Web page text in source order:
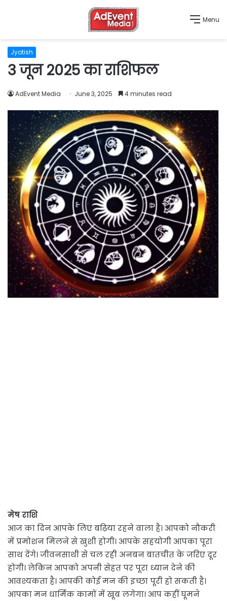
Menu
Jyotish
3 जून 2025 का राशिफल
AdEvent Media June 3, 2025 4 minutes read
मेष राशि
आज का दिन आपके लिए बढ़िया रहने वाला है। आपको नौकरी
में प्रमोशन मिलने से खुशी होगी। आपके सहयोगी आपका पूरा
साथ देंगे। जीवनसाथी से चल रही अनबन बातचीत के जरिए दूर
होगी। लेकिन आपको अपनी सेहत पर पूरा ध्यान देने की
आवश्यकता है। आपकी कोई मन की इच्छा पूरी हो सकती है।
आपका मन धार्मिक कामों में खूब लगेगा। आप कहीं घूमने